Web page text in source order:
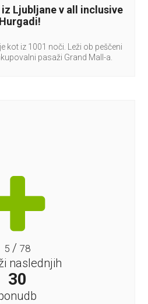
Ljubljane v all inclusive
kot iz 1001 noči. Leži ob peščeni
pasaži Grand Mall-a.
5 /78
naslednjih
30